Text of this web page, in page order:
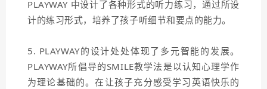
PLAYWAY 中设计了各种形式的听力练习，通过所设
计的练习形式，培养了孩子听细节和要点的能力。
5. PLAYWAY的设计处处体现了多元智能的发展。
PLAYWAY所倡导的SMILE教学法是以认知心理学作
为理论基础的。在让孩子充分感受学习英语快乐的